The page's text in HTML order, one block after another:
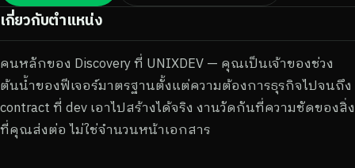
เกี่ยวกับตำแหน่ง
คนหลักของ Discovery ที่ UNIXDEV — คุณเป็นเจ้าของช่วง
ต้นน้ำของฟีเจอร์มาตรฐานตั้งแต่ความต้องการธุรกิจไปจนถึง
contract ที่ dev เอาไปสร้างได้จริง งานวัดกันที่ความชัดของสิ่ง
ที่คุณส่งต่อ ไม่ใช่จำนวนหน้าเอกสาร